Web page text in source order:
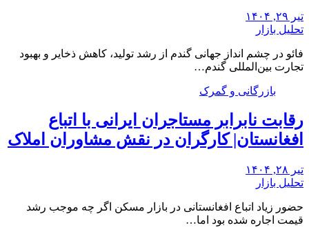
تیر ۲۹, ۱۴۰۴
تحلیل بازار
فائو در چشم انداز جهانی گندم از رشد تولید، کاهش ذخایر و بهبود
تجارت بین‌المللی گندم…
بازرگانی و گمرک
رقابت نابرابر مستاجران ایرانی با اتباع
افغانستان| کارگران در نقش مشاوران املاک
تیر ۲۸, ۱۴۰۴
تحلیل بازار
حضور زیاد اتباع افغانستانی در بازار مسکن اگر چه موجب رشد
قیمت اجاره شده بود اما…